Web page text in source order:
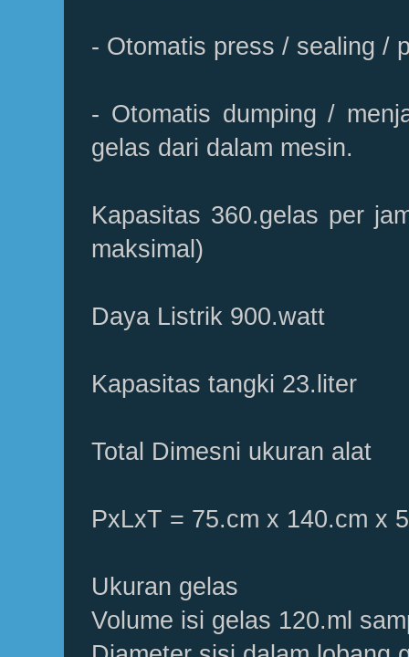
- Otomatis press / sealing /
- Otomatis dumping /
gelas dari dalam mesin.
Kapasitas 360.gelas per
maksimal)
Daya Listrik 900.watt
Kapasitas tangki 23.liter
Total Dimesni ukuran alat
PxLxT = 75.cm x 140.cm x
Ukuran gelas
Volume isi gelas 120.ml